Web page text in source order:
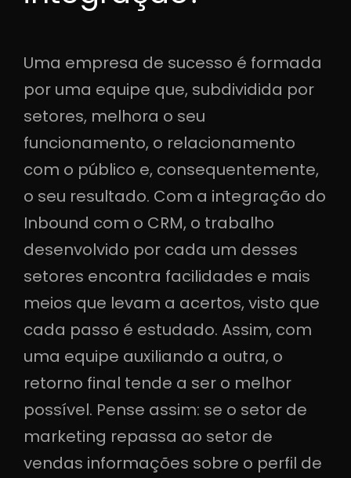
Uma empresa de sucesso é formada
por uma equipe que, subdividida por
setores, melhora o seu
funcionamento, o relacionamento
com o público e, consequentemente,
o seu resultado. Com a integração do
Inbound com o CRM, o trabalho
desenvolvido por cada um desses
setores encontra facilidades e mais
meios que levam a acertos, visto que
cada passo é estudado. Assim, com
uma equipe auxiliando a outra, o
retorno final tende a ser o melhor
possível. Pense assim: se o setor de
marketing repassa ao setor de
vendas informações sobre o perfil de